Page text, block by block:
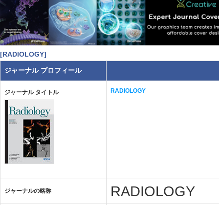
[RADIOLOGY]
ジャーナル プロフィール
ジャーナル タイトル RADIOLOGY
ジャーナルの略称 RADIOLOGY